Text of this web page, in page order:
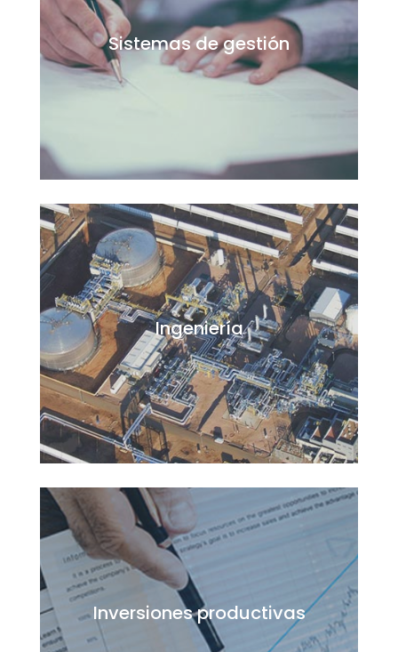
Sistemas de gestión
Ingeniería
Inversiones productivas